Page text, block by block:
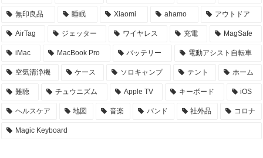
無印良品 睡眠 Xiaomi ahamo アウトドア
AirTag ジェッター ワイヤレス 充電 MagSafe
iMac MacBook Pro バッテリー 電動アシスト自転車
空気清浄機 ケース ソロキャンプ テント ホーム
難聴 チュウニズム Apple TV キーボード iOS
ヘルスケア 地図 音楽 バンド 社外品 コロナ
Magic Keyboard